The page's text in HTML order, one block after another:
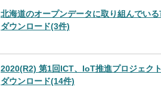
北海道のオープンデータに取り組んでい
ダウンロード(3件)
2020(R2) 第1回ICT、IoT推進プロジェク
ダウンロード(14件)